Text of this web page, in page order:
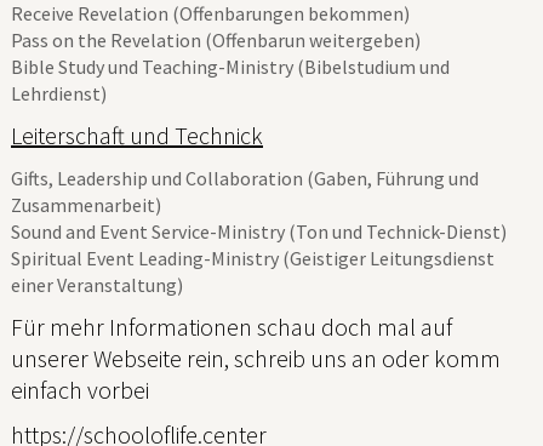
Receive Revelation (Offenbarungen bekommen)
Pass on the Revelation (Offenbarun weitergeben)
Bible Study und Teaching-Ministry (Bibelstudium und
Lehrdienst)
Leiterschaft und Technick
Gifts, Leadership und Collaboration (Gaben, Führung und
Zusammenarbeit)
Sound and Event Service-Ministry (Ton und Technick-Dienst)
Spiritual Event Leading-Ministry (Geistiger Leitungsdienst
einer Veranstaltung)
Für mehr Informationen schau doch mal auf
unserer Webseite rein, schreib uns an oder komm
einfach vorbei
https://schooloflife.center